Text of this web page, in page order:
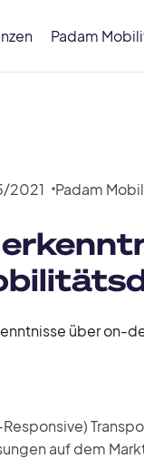
Padam
über on-
/2021 Padam
auf dem